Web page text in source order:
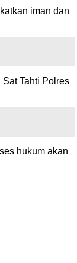
iman dan
Tahti Polres
hukum akan